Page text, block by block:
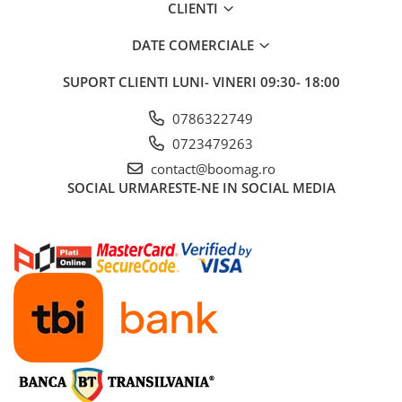
Asocierile, in special cele care se fac in joaca, ii ajuta pe cei mici sa
Un joc foarte interesant si multifunctional.
Dimensiuni: CUTIE 40.5*2.5*23.5cm
CLIENTI
DATE COMERCIALE
SUPORT CLIENTI LUNI- VINERI 09:30- 18:00
0786322749
0723479263
contact@boomag.ro
SOCIAL URMARESTE-NE IN SOCIAL MEDIA